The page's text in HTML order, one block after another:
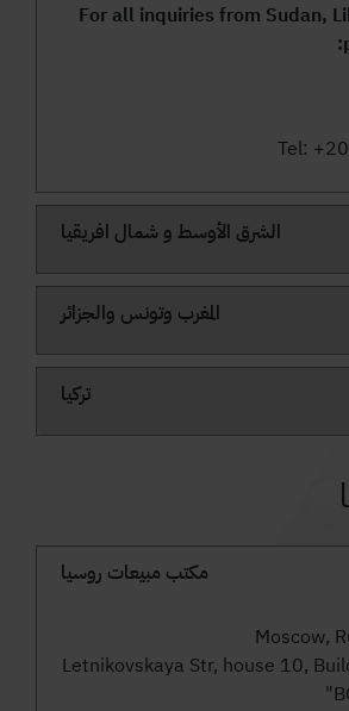
For all inquiries from Sudan,
Tel:
الشرق الأوسط و شمال افريقيا
المغرب وتونس والجزائر
تركيا
مكتب مبيعات روسيا
Letnikovskaya Str, house 10,